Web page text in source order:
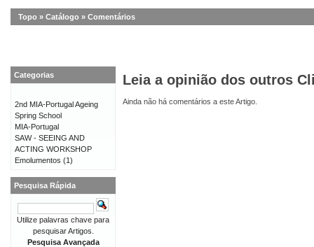
Topo » Catálogo » Comentários
Leia a opinião dos outros
Ainda não há comentários a este Artigo.
Categorias
2nd MIA-Portugal Ageing
Spring School
MIA-Portugal
SAW - SEEING AND
ACTING WORKSHOP
Emolumentos (1)
Pesquisa Rápida
Utilize palavras chave para
pesquisar Artigos.
Pesquisa Avançada